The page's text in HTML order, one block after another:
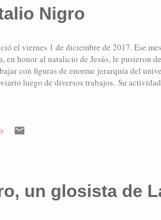
Nigro
el viernes 1 de diciembre de 2017. Ese
en honor al natalicio de Jesús, le pusieron
con figuras de enorme jerarquía del
luego de diversos trabajos. Su
un glosista de